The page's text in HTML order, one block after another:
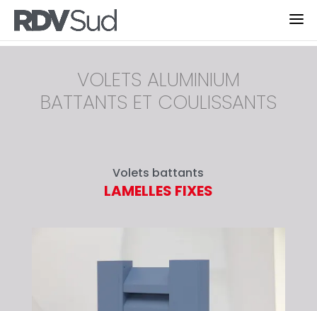
VOLETS ALUMINIUM
BATTANTS ET COULISSANTS
Volets battants
LAMELLES FIXES